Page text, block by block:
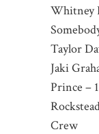
Whitney
Taylor
Jaki
Prince –
Crew